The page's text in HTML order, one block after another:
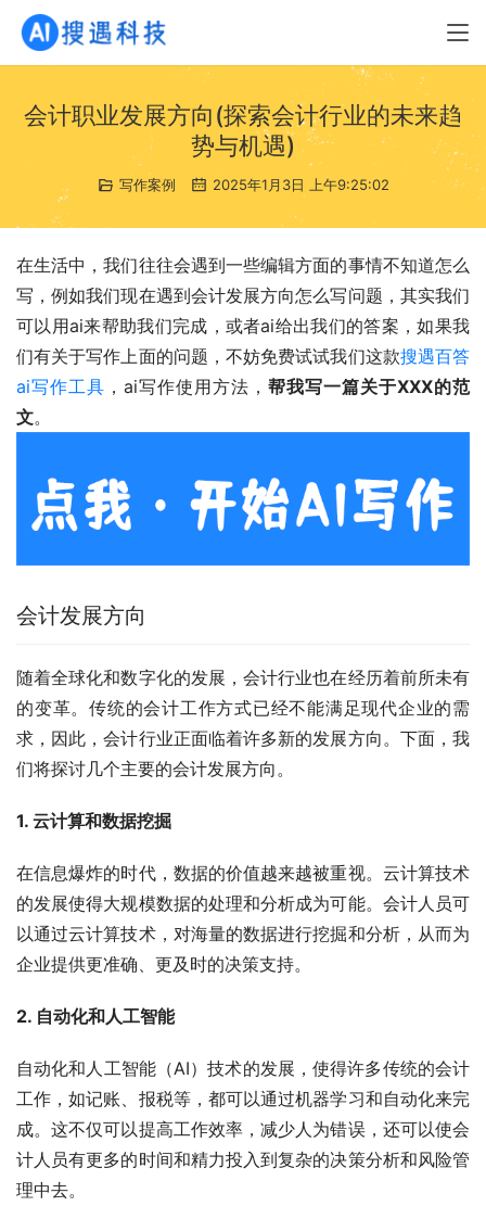
会计职业发展方向(探索会计行业的未来趋
势与机遇)
写作案例 2025年1月3日 上午9:25:02
在生活中，我们往往会遇到一些编辑方面的事情不知道怎么
写，例如我们现在遇到会计发展方向怎么写问题，其实我们
可以用ai来帮助我们完成，或者ai给出我们的答案，如果我
们有关于写作上面的问题，不妨免费试试我们这款搜遇百答
ai写作工具 ，ai写作使用方法， 帮我写一篇关于XXX的范
文。
会计发展方向
随着全球化和数字化的发展，会计行业也在经历着前所未有
的变革。传统的会计工作方式已经不能满足现代企业的需
求，因此，会计行业正面临着许多新的发展方向。下面，我
们将探讨几个主要的会计发展方向。
1. 云计算和数据挖掘
在信息爆炸的时代，数据的价值越来越被重视。云计算技术
的发展使得大规模数据的处理和分析成为可能。会计人员可
以通过云计算技术，对海量的数据进行挖掘和分析，从而为
企业提供更准确、更及时的决策支持。
2. 自动化和人工智能
自动化和人工智能（AI）技术的发展，使得许多传统的会计
工作，如记账、报税等，都可以通过机器学习和自动化来完
成。这不仅可以提高工作效率，减少人为错误，还可以使会
计人员有更多的时间和精力投入到复杂的决策分析和风险管
理中去。